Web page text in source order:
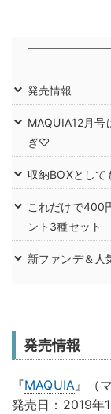
発売情報
MAQUIA12月号
ぎ♡
収納BOXとして
これだけで400
ント3種セット
新ファンデ＆人
発売情報
『MAQUIA』（
発売日：2019年